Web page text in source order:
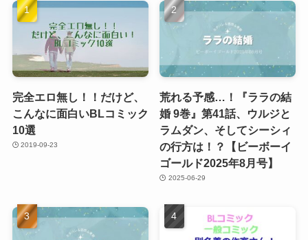
完全エロ無し！！だけど、
こんなに面白いBLコミック
10選
2019-09-23
荒れる予感…！『ララの結
婚 9巻』第41話、ウルジと
ラムダン、そしてシーシィ
の行方は！？【ビーボーイ
ゴールド2025年8月号】
2025-06-29